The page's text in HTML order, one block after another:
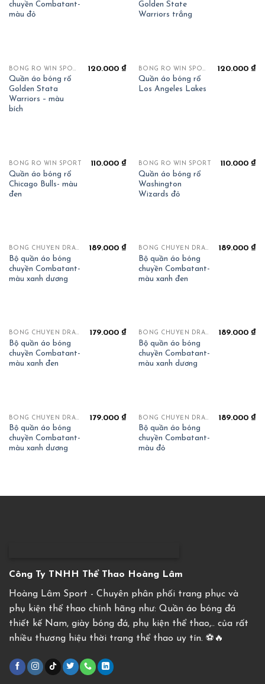
chuyền Combatant-
màu đỏ
Golden State
Warriors trắng
BÓNG RỔ WIN SPORT
Quần áo bóng rổ
Golden Stata
Warriors – màu
bích
120.000₫ BÓNG RỔ WIN SPORT
Quần áo bóng rổ
Los Angeles Lakes
120.000₫
BÓNG RỔ WIN SPORT
Quần áo bóng rổ
Chicago Bulls- màu
đen
110.000₫ BÓNG RỔ WIN SPORT
Quần áo bóng rổ
Washington
Wizards đỏ
110.000₫
BÓNG CHUYỀN DRAHA COMBATTANT
Bộ quần áo bóng
chuyền Combatant-
màu xanh dương
189.000₫ BÓNG CHUYỀN DRAHA COMBATTANT
Bộ quần áo bóng
chuyền Combatant-
màu xanh đen
189.000₫
BÓNG CHUYỀN DRAHA COMBATTANT
Bộ quần áo bóng
chuyền Combatant-
màu xanh đen
179.000₫ BÓNG CHUYỀN DRAHA COMBATTANT
Bộ quần áo bóng
chuyền Combatant-
màu xanh dương
189.000₫
BÓNG CHUYỀN DRAHA COMBATTANT
Bộ quần áo bóng
chuyền Combatant-
màu xanh dương
179.000₫ BÓNG CHUYỀN DRAHA COMBATTANT
Bộ quần áo bóng
chuyền Combatant-
màu đỏ
189.000₫
Công Ty TNHH Thể Thao Hoàng Lâm
Hoàng Lâm Sport - Chuyên phân phối trang phục và
phụ kiện thể thao chính hãng như: Quần áo bóng đá
thiết kế Nam, giày bóng đá, phụ kiện thể thao,.. của rất
nhiều thương hiệu thời trang thể thao uy tín. ⚽️🔥